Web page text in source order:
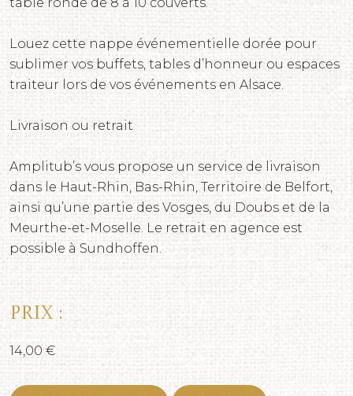
Louez cette nappe événementielle dorée pour
sublimer vos buffets, tables d’honneur ou espaces
traiteur lors de vos événements en Alsace.
Livraison ou retrait
Amplitub’s vous propose un service de livraison
dans le Haut-Rhin, Bas-Rhin, Territoire de Belfort,
ainsi qu’une partie des Vosges, du Doubs et de la
Meurthe-et-Moselle. Le retrait en agence est
possible à Sundhoffen.
Prix :
14,00 €